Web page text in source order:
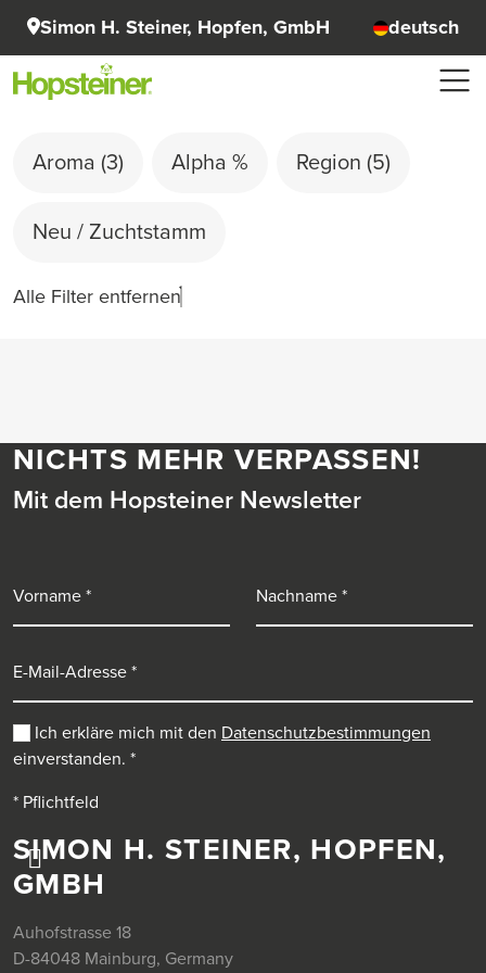
Simon H. Steiner, Hopfen, GmbH deutsch
Aroma (3) Alpha % Region (5)
Neu / Zuchtstamm
Alle Filter entfernen
SIMON H. STEINER, HOPFEN,
GMBH
Auhofstrasse 18
D-84048 Mainburg, Germany
NICHTS MEHR VERPASSEN!
Mit dem Hopsteiner Newsletter
Ich erkläre mich mit den Datenschutzbestimmungen
einverstanden. *
* Pflichtfeld